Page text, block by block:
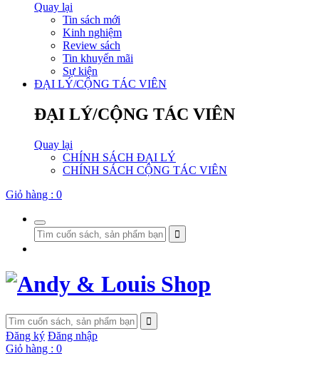
Quay lại
Tin sách mới
Kinh nghiệm
Review sách
Tin khuyến mãi
Sự kiện
ĐẠI LÝ/CỘNG TÁC VIÊN
ĐẠI LÝ/CỘNG TÁC VIÊN
Quay lại
CHÍNH SÁCH ĐẠI LÝ
CHÍNH SÁCH CỘNG TÁC VIÊN
Giỏ hàng : 0
Đăng ký Đăng nhập
Giỏ hàng : 0